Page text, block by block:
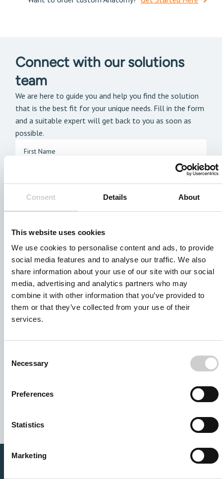
Consent Details About
This website uses cookies
We use cookies to personalise content and ads, to provide
social media features and to analyse our traffic. We also
share information about your use of our site with our social
media, advertising and analytics partners who may
combine it with other information that you’ve provided to
them or that they’ve collected from your use of their
services.
Selection
Necessary
Preferences
Statistics
Marketing
Connect with our solutions
team
We are here to guide you and help you find the solution
that is the best fit for your unique needs. Fill in the form
and a suitable expert will get back to you as soon as
possible.
I agree to allow Mentice to store and process my personal
data. See our
for details or to opt-out at any